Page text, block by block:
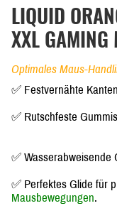
LIQUID
XXL GAMING
Optimales Maus-
✅ Festvernähte
✅ Rutschfeste
✅ Wasserabweisende
✅ Perfektes Glide für
Mausbewegungen.